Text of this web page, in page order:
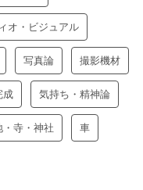
オ・ビジュアル
写真論 撮影機材
成 気持ち・精神論
・寺・神社 車